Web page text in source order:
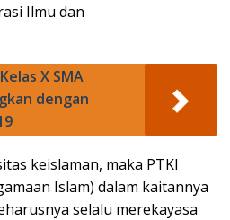
Ilmu dan
X SMA
dengan
keislaman, maka PTKI
Islam) dalam kaitannya
selalu merekayasa